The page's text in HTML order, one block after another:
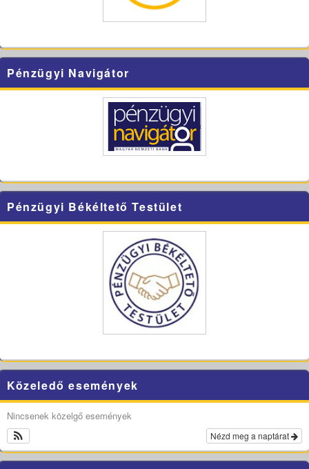
Pénzügyi Navigátor
Pénzügyi Békéltető Testület
Közeledő események
Nincsenek közelgő események
Nézd meg a naptárat